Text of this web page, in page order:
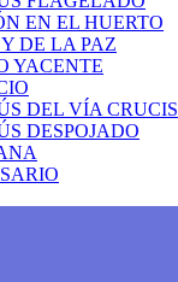
EN EL HUERTO
DE LA PAZ
YACENTE
DEL VÍA CRUCIS
DESPOJADO